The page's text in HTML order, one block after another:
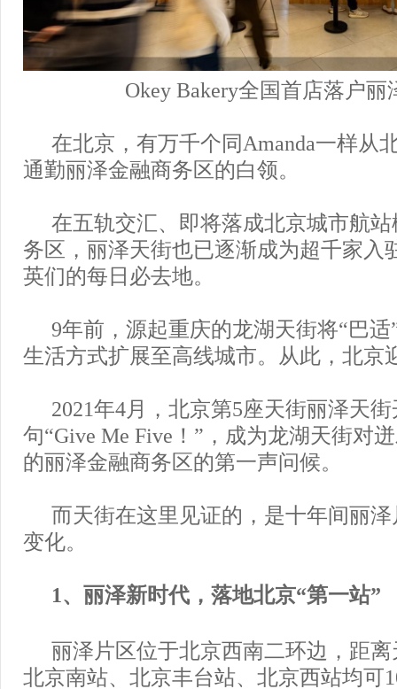
Okey Bakery全国首店落户丽
在北京，有万千个同Amanda一样从
通勤丽泽金融商务区的白领。
在五轨交汇、即将落成北京城市航
务区，丽泽天街也已逐渐成为超千家入
英们的每日必去地。
9年前，源起重庆的龙湖天街将“巴
生活方式扩展至高线城市。从此，北京
2021年4月，北京第5座天街丽泽天
句“Give Me Five！”，成为龙湖天街对
的丽泽金融商务区的第一声问候。
而天街在这里见证的，是十年间丽
变化。
1、丽泽新时代，落地北京“第一站”
丽泽片区位于北京西南二环边，距
北京南站、北京丰台站、北京西站均可